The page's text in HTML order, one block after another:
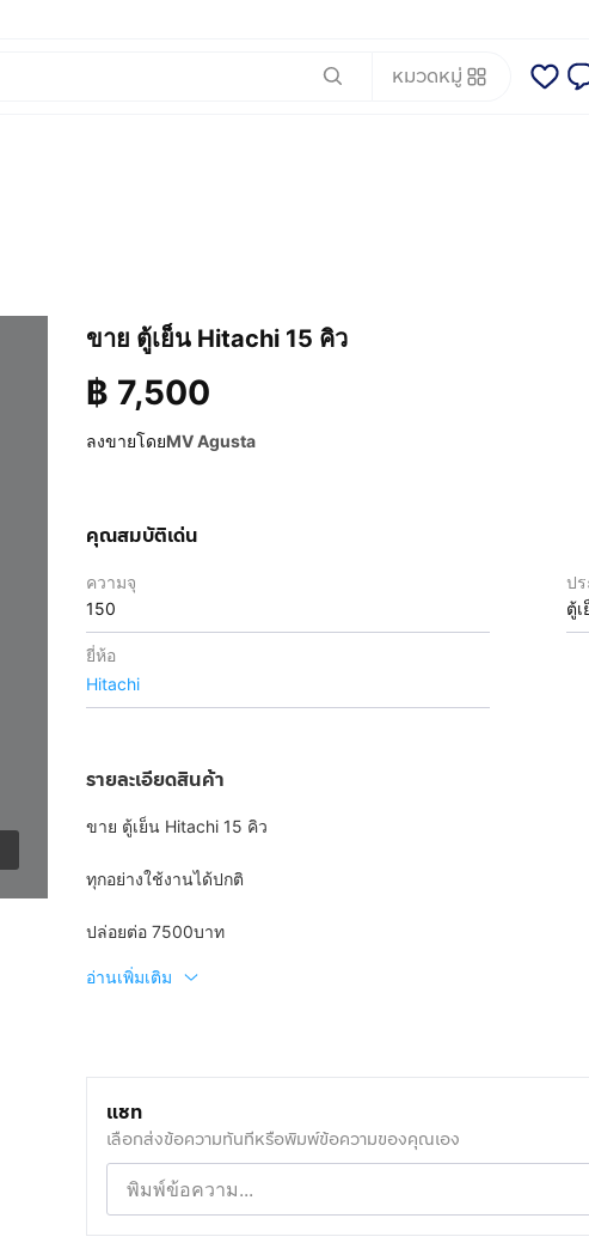
หมวดหมู่
ขาย ตู้เย็น Hitachi 15 คิว
฿ 7,500
ลงขายโดยMV Agusta
คุณสมบัติเด่น
ความจุ
150
ปร
ตู้
ยี่ห้อ
Hitachi
รายละเอียดสินค้า
ขาย ตู้เย็น Hitachi 15 คิว
ทุกอย่างใช้งานได้ปกติ
ปล่อยต่อ 7500บาท
อ่านเพิ่มเติม
แชท
เลือกส่งข้อความทันทีหรือพิมพ์ข้อความของคุณเอง